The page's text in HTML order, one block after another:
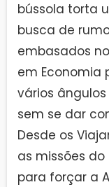
bússola torta
busca de
embasados
em Economia
vários
sem se dar
Desde os
as missões
para forçar a